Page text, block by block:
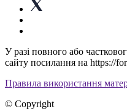
У разі повного або
сайту посилання на https://
Правила використання
© Copyright